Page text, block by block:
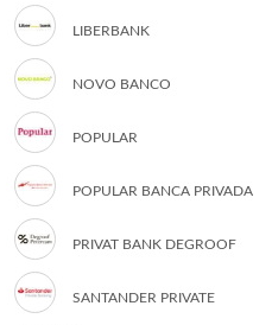
LIBERBANK
NOVO BANCO
POPULAR
POPULAR BANCA PRIVADA
PRIVAT BANK DEGROOF
SANTANDER PRIVATE